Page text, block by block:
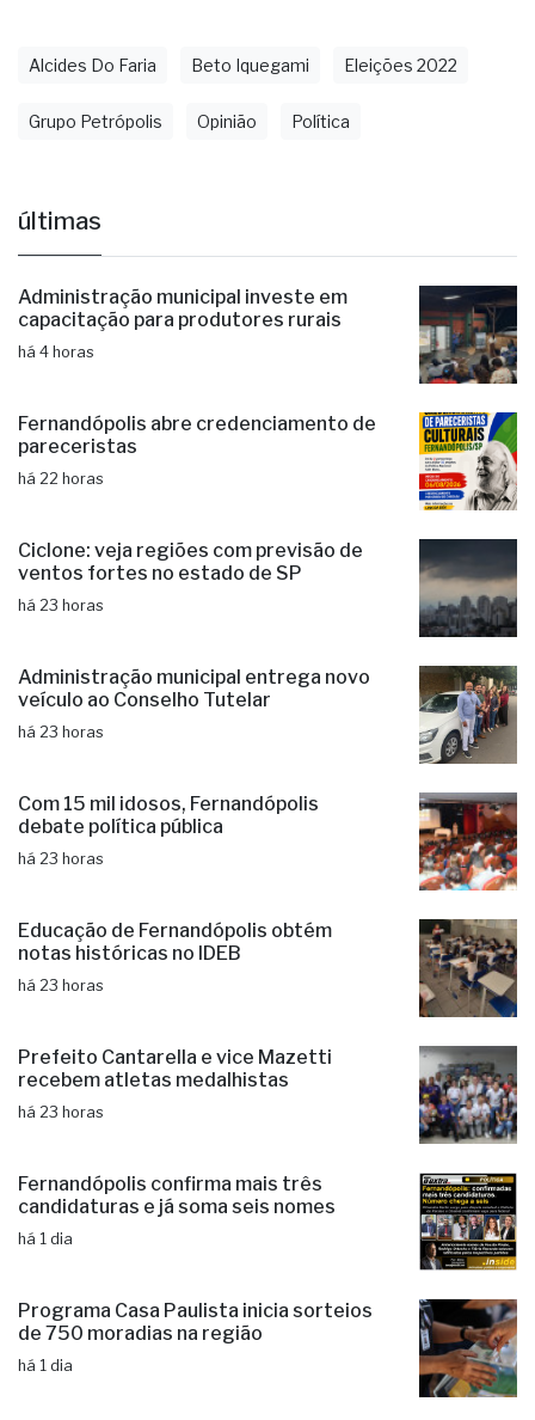
Alcides Do Faria Beto Iquegami Eleições 2022
Grupo Petrópolis Opinião Política
últimas
Administração municipal investe em
capacitação para produtores rurais
há 4 horas
Fernandópolis abre credenciamento de
pareceristas
há 22 horas
Ciclone: veja regiões com previsão de
ventos fortes no estado de SP
há 23 horas
Administração municipal entrega novo
veículo ao Conselho Tutelar
há 23 horas
Com 15 mil idosos, Fernandópolis
debate política pública
há 23 horas
Educação de Fernandópolis obtém
notas históricas no IDEB
há 23 horas
Prefeito Cantarella e vice Mazetti
recebem atletas medalhistas
há 23 horas
Fernandópolis confirma mais três
candidaturas e já soma seis nomes
há 1 dia
Programa Casa Paulista inicia sorteios
de 750 moradias na região
há 1 dia